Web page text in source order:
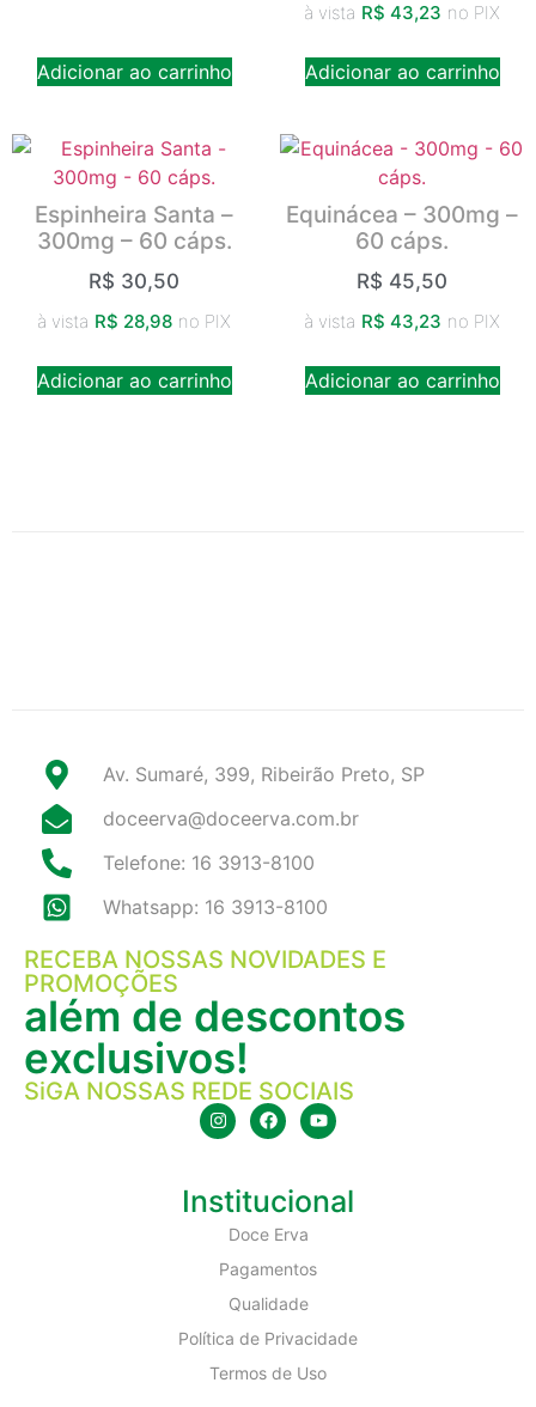
Adicionar ao carrinho
à vista R$ 43,23 no PIX
Adicionar ao carrinho
Espinheira Santa –
300mg – 60 cáps.
R$ 30,50
à vista R$ 28,98 no PIX
Adicionar ao carrinho
Equinácea – 300mg –
60 cáps.
R$ 45,50
à vista R$ 43,23 no PIX
Adicionar ao carrinho
Av. Sumaré, 399, Ribeirão Preto, SP
doceerva@doceerva.com.br
Telefone: 16 3913-8100
Whatsapp: 16 3913-8100
RECEBA NOSSAS NOVIDADES E
PROMOÇÕES
além de descontos
exclusivos!
SiGA NOSSAS REDE SOCIAIS
Institucional
Doce Erva
Pagamentos
Qualidade
Política de Privacidade
Termos de Uso